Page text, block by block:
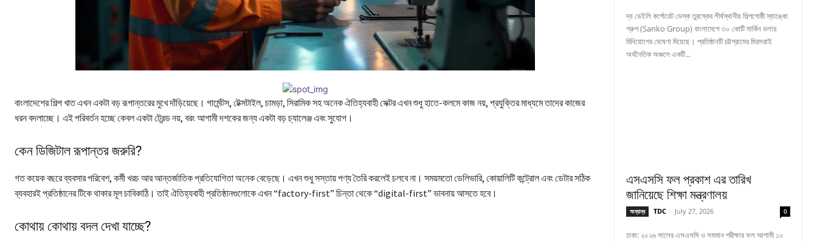
বাংলাদেশের শিল্প খাত এখন একটা বড় রূপান্তরের মুখে দাঁড়িয়েছে। গার্মেন্টস, টেক্সটাইল, চামড়া, সিরামিক সহ অনেক ঐতিহ্যবাহী সেক্টর এখন শুধু হাতে-কলমে কাজ নয়, প্রযুক্তির মাধ্যমে তাদের কাজের
ধরন বদলাচ্ছে। এই পরিবর্তন হচ্ছে কেবল একটা ট্রেন্ড নয়, বরং আগামী দশকের জন্য একটা বড় চ্যালেঞ্জ এবং সুযোগ।
কেন ডিজিটাল রূপান্তর জরুরি?
গত কয়েক বছরে ব্যবসার পরিবেশ, কর্মী খরচ আর আন্তর্জাতিক প্রতিযোগিতা অনেক বেড়েছে। এখন শুধু সস্তায় পণ্য তৈরি করলেই চলবে না। সময়মতো ডেলিভারি, কোয়ালিটি কন্ট্রোল এবং ডেটার সঠিক
ব্যবহারই প্রতিষ্ঠানের টিকে থাকার মূল চাবিকাঠি। তাই ঐতিহ্যবাহী প্রতিষ্ঠানগুলোকে এখন “factory-first” চিন্তা থেকে “digital-first” ভাবনায় আসতে হবে।
কোথায় কোথায় বদল দেখা যাচ্ছে?
দ্য ডেইলি কর্পোরেট ডেস্ক তুরস্কের শীর্ষস্থানীয় শিল্পগোষ্ঠী স্যাঙ্কো
গ্রুপ (Sanko Group) বাংলাদেশে ৩০ কোটি মার্কিন ডলার
বিনিয়োগের ঘোষণা দিয়েছে। প্রতিষ্ঠানটি চট্টগ্রামের মিরসরাই
অর্থনৈতিক অঞ্চলে একটি...
এসএসসি ফল প্রকাশ এর তারিখ
জানিয়েছে শিক্ষা মন্ত্রণালয়
অন্যান্য TDC - July 27, 2026 0
ঢাকা: ২০২৬ সালের এসএসসি ও সমমান পরীক্ষার ফল আগামী ১০